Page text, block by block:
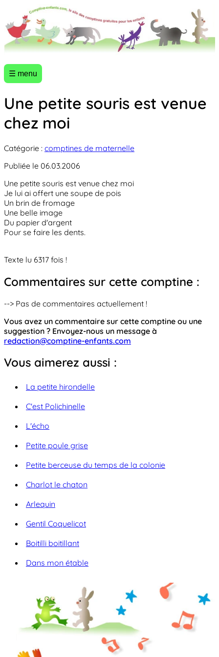
☰ menu
Une petite souris est venue
chez moi
Catégorie : comptines de maternelle
Publiée le 06.03.2006
Une petite souris est venue chez moi
Je lui ai offert une soupe de pois
Un brin de fromage
Une belle image
Du papier d'argent
Pour se faire les dents.
Texte lu 6317 fois !
Commentaires sur cette comptine :
--> Pas de commentaires actuellement !
Vous avez un commentaire sur cette comptine ou une
suggestion ? Envoyez-nous un message à
redaction@comptine-enfants.com
Vous aimerez aussi :
La petite hirondelle
C'est Polichinelle
L'écho
Petite poule grise
Petite berceuse du temps de la colonie
Charlot le chaton
Arlequin
Gentil Coquelicot
Boitilli boitillant
Dans mon étable